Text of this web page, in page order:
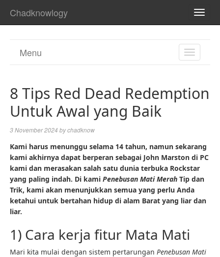
Chadknowlogy
TOGGLE
Menu
8 Tips Red Dead Redemption
Untuk Awal yang Baik
3 November 2024 bychadknow
Kami harus menunggu selama 14 tahun, namun sekarang
kami akhirnya dapat berperan sebagai John Marston di PC
kami dan merasakan salah satu dunia terbuka Rockstar
yang paling indah. Di kami Penebusan Mati Merah Tip dan
Trik, kami akan menunjukkan semua yang perlu Anda
ketahui untuk bertahan hidup di alam Barat yang liar dan
liar.
1) Cara kerja fitur Mata Mati
Mari kita mulai dengan sistem pertarungan Penebusan Mati